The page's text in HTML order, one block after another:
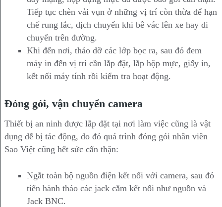
Tiếp tục chèn vải vụn ở những vị trí còn thừa để hạn
chế rung lắc, dịch chuyển khi bê vác lên xe hay di
chuyển trên đường.
Khi đến nơi, tháo dỡ các lớp bọc ra, sau đó đem
máy in đến vị trí cần lắp đặt, lắp hộp mực, giấy in,
kết nối máy tính rồi kiểm tra hoạt động.
Đóng gói, vận chuyển camera
Thiết bị an ninh được lắp đặt tại nơi làm việc cũng là vật
dụng dễ bị tác động, do đó quá trình đóng gói nhân viên
Sao Việt cũng hết sức cẩn thận:
Ngắt toàn bộ nguồn điện kết nối với camera, sau đó
tiến hành tháo các jack cắm kết nối như nguồn và
Jack BNC.